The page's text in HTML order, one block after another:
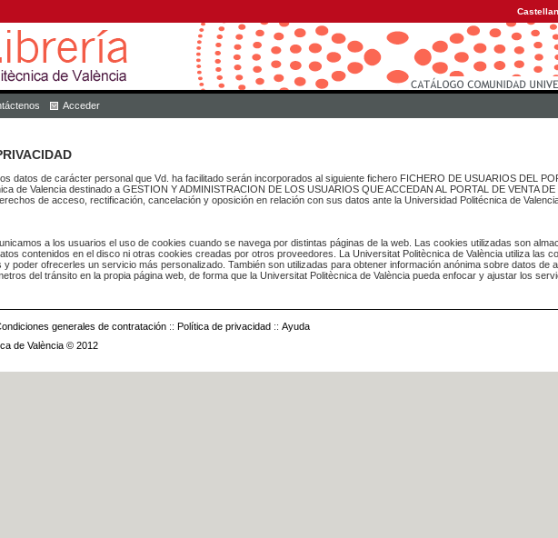
Acceder
datos de carácter personal que Vd. ha facilitado serán incorporados al siguiente fichero FICHERO DE USUARIOS DEL
de Valencia destinado a GESTION Y ADMINISTRACION DE LOS USUARIOS QUE ACCEDAN AL PORTAL DE VENTA
de acceso, rectificación, cancelación y oposición en relación con sus datos ante la Universidad Politécnica de
a los usuarios el uso de cookies cuando se navega por distintas páginas de la web. Las cookies utilizadas son
contenidos en el disco ni otras cookies creadas por otros proveedores. La Universitat Politècnica de València utiliza las
y poder ofrecerles un servicio más personalizado. También son utilizadas para obtener información anónima sobre datos
del tránsito en la propia página web, de forma que la Universitat Politècnica de València pueda enfocar y ajustar los
generales de contratación :: Política de privacidad :: Ayuda
de València © 2012